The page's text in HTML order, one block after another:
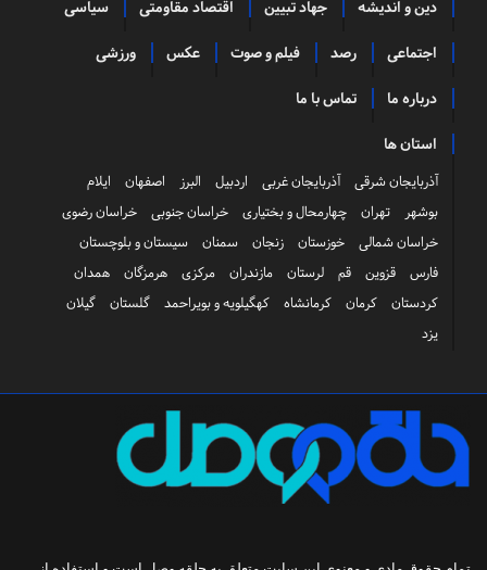
دین و اندیشه جهاد تبیین اقتصاد مقاومتی سیاسی
اجتماعی رصد فیلم و صوت عکس ورزشی
درباره ما تماس با ما
استان ها
آذربایجان شرقی آذربایجان غربی اردبیل البرز اصفهان
ایلام
بوشهر
تهران چهارمحال و بختیاری خراسان جنوبی
خراسان رضوی
خراسان شمالی
خوزستان زنجان سمنان
سیستان و بلوچستان
فارس
قزوین قم لرستان مازندران مرکزی هرمزگان
همدان
کردستان
کرمان کرمانشاه کهگیلویه و بویراحمد گلستان
گیلان
یزد